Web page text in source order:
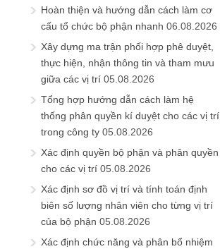
Hoàn thiện và hướng dẫn cách làm cơ
cấu tổ chức bộ phận nhanh 06.08.2026
Xây dựng ma trận phối hợp phê duyệt,
thực hiện, nhận thông tin và tham mưu
giữa các vị trí 05.08.2026
Tổng hợp hướng dẫn cách làm hệ
thống phân quyền kí duyệt cho các vị trí
trong công ty 05.08.2026
Xác định quyền bộ phận và phân quyền
cho các vị trí 05.08.2026
Xác định sơ đồ vị trí và tính toán định
biên số lượng nhân viên cho từng vị trí
của bộ phận 05.08.2026
Xác định chức năng và phân bổ nhiệm